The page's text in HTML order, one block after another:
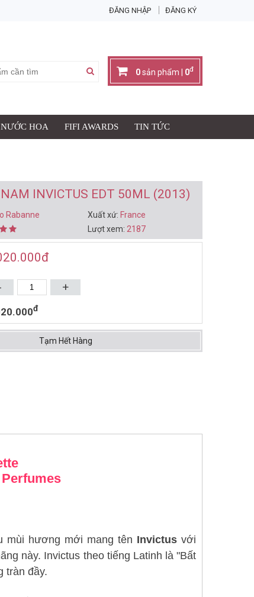
ĐĂNG NHẬP ĐĂNG KÝ
0sản phẩm | 0đ
HOA FIFI AWARDS TIN TỨC
NAM INVICTUS EDT 50ML (2013)
Rabanne Xuất xứ: France
Lượt xem: 2187
đ
+
đ
Tạm Hết Hàng
NƯỚC HOA NAM GIORGIO
ARMANI ACQUA DI GIO MEN
EDT 30ML (1996)
1.520.000đ
Mua ngay
mùi hương mới mang tên Invictusvới
này. Invictus theo tiếng Latinh là "Bất
tràn đầy.